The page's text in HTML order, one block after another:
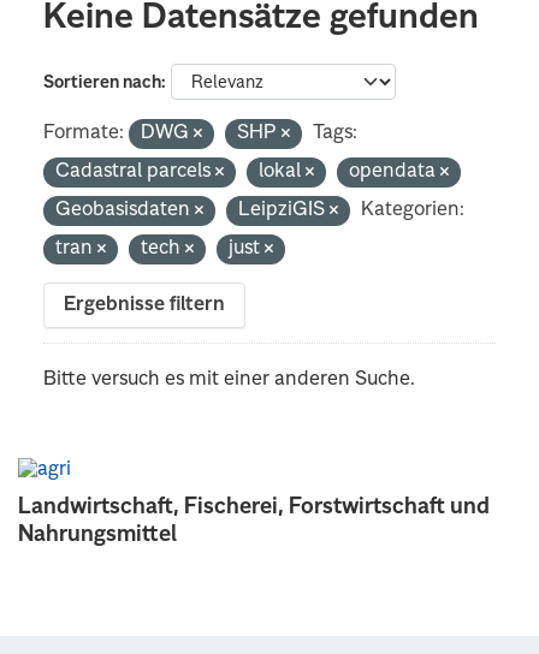
Landwirtschaft, Fischerei, Forstwirtschaft und
Nahrungsmittel
Keine Datensätze gefunden
Sortieren nach
Formate: DWG SHP
Tags:
Cadastral parcels
lokal
opendata
Geobasisdaten
LeipziGIS
Kategorien:
tran
tech just
Ergebnisse filtern
Bitte versuch es mit einer anderen Suche.